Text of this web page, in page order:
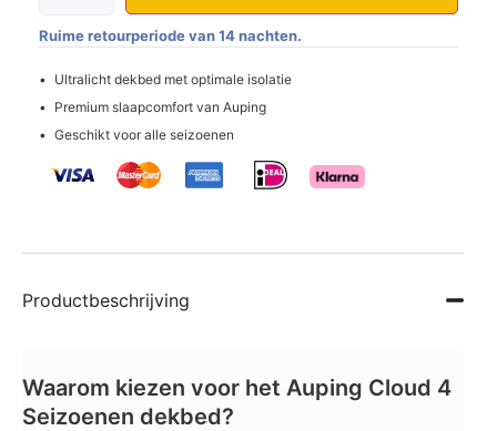
Ruime retourperiode van 14 nachten.
Ultralicht dekbed met optimale isolatie
Premium slaapcomfort van Auping
Geschikt voor alle seizoenen
Productbeschrijving
Waarom kiezen voor het Auping Cloud 4
Seizoenen dekbed?